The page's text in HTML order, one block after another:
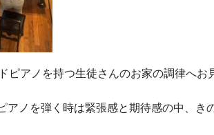
ピアノを持つ生徒さんのお家の調律へお
アノを弾く時は緊張感と期待感の中、き